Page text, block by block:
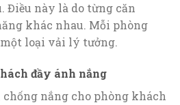
Điều này là do từng căn
khác nhau. Mỗi phòng
loại vải lý tưởng.
đầy ánh nắng
nắng cho phòng khách